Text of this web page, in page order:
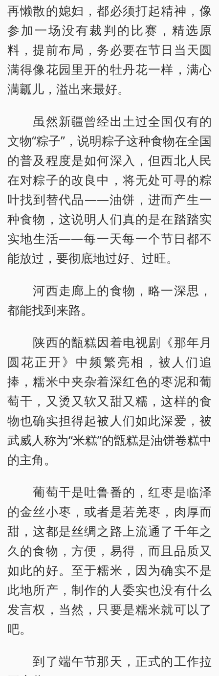
再懒散的媳妇，都必须打起精神，像
参加一场没有裁判的比赛，精选原
料，提前布局，务必要在节日当天圆
满得像花园里开的牡丹花一样，满心
满瓤儿，溢出来最好。
虽然新疆曾经出土过全国仅有的
文物“粽子”，说明粽子这种食物在全国
的普及程度是如何深入，但西北人民
在对粽子的改良中，将无处可寻的粽
叶找到替代品——油饼，进而产生一
种食物，这说明人们真的是在踏踏实
实地生活——每一天每一个节日都不
能放过，要彻底地过好、过旺。
河西走廊上的食物，略一深思，
都能找到来路。
陕西的甑糕因着电视剧《那年月
圆花正开》中频繁亮相，被人们追
捧，糯米中夹杂着深红色的枣泥和葡
萄干，又烫又软又甜又糯，这样的食
物也确实担得起被人们如此深爱，被
武威人称为“米糕”的甑糕是油饼卷糕中
的主角。
葡萄干是吐鲁番的，红枣是临泽
的金丝小枣，或者是若羌枣，肉厚而
甜，这都是丝绸之路上流通了千年之
久的食物，方便，易得，而且品质又
如此的好。至于糯米，因为确实不是
此地所产，制作的人委实也没有什么
发言权，当然，只要是糯米就可以了
吧。
到了端午节那天，正式的工作拉